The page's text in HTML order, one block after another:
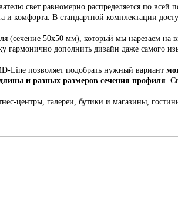
свет равномерно распределяется по
и комфорта. В стандартной комплектации
(сечение 50х50 мм), который мы нарезаем на
гармонично дополнить дизайн даже самого
Line позволяет подобрать нужный вариант
и разных размеров сечения профиля. С
центры, галереи, бутики и магазины,